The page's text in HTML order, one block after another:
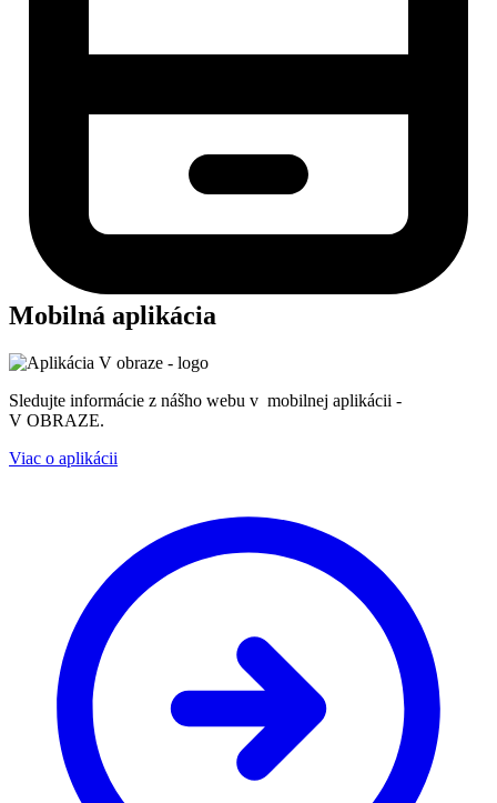
Mobilná aplikácia
Sledujte informácie z nášho webu v mobilnej aplikácii -
V OBRAZE.
Viac o aplikácii